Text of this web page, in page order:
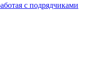
с подрядчиками